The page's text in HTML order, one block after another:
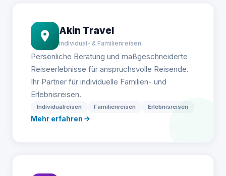
Akin Travel
Individual- & Familienreisen
Persönliche Beratung und maßgeschneiderte
Reiseerlebnisse für anspruchsvolle Reisende.
Ihr Partner für individuelle Familien- und
Erlebnisreisen.
Individualreisen Familienreisen Erlebnisreisen
Mehr erfahren